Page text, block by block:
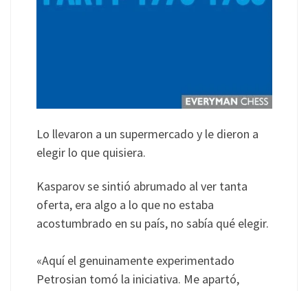
Lo llevaron a un supermercado y le dieron a
elegir lo que quisiera.
Kasparov se sintió abrumado al ver tanta
oferta, era algo a lo que no estaba
acostumbrado en su país, no sabía qué elegir.
«Aquí el genuinamente experimentado
Petrosian tomó la iniciativa. Me apartó,